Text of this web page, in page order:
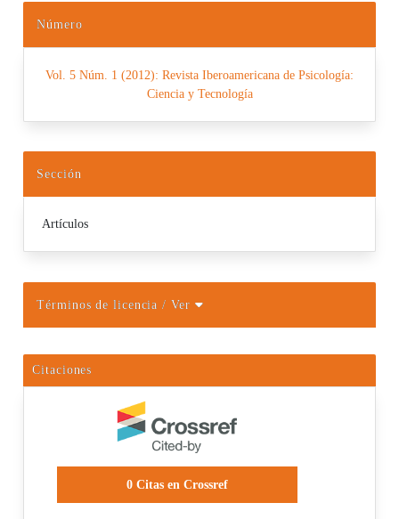
Número
Vol. 5 Núm. 1 (2012): Revista Iberoamericana de Psicología:
Ciencia y Tecnología
Sección
Artículos
Términos de licencia/ Ver
Citaciones
0Citas en Crossref